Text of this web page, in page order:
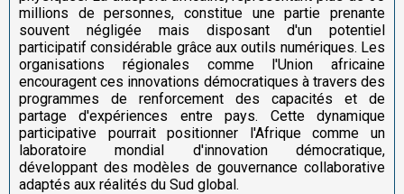
millions de personnes, constitue une partie prenante
souvent négligée mais disposant d'un potentiel
participatif considérable grâce aux outils numériques. Les
organisations régionales comme l'Union africaine
encouragent ces innovations démocratiques à travers des
programmes de renforcement des capacités et de
partage d'expériences entre pays. Cette dynamique
participative pourrait positionner l'Afrique comme un
laboratoire mondial d'innovation démocratique,
développant des modèles de gouvernance collaborative
adaptés aux réalités du Sud global.